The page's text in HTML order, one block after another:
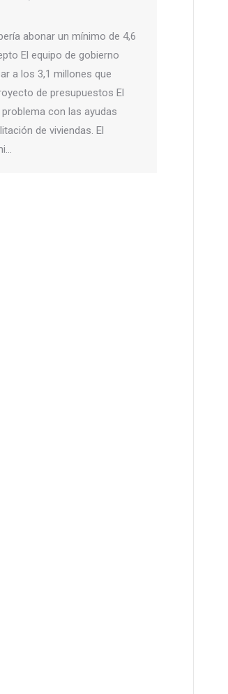
abonar un mínimo de 4,6
El equipo de gobierno
a los 3,1 millones que
de presupuestos El
con las ayudas
de viviendas. El